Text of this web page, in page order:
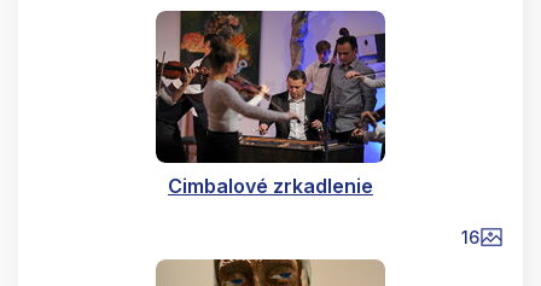
Cimbalové zrkadlenie
16